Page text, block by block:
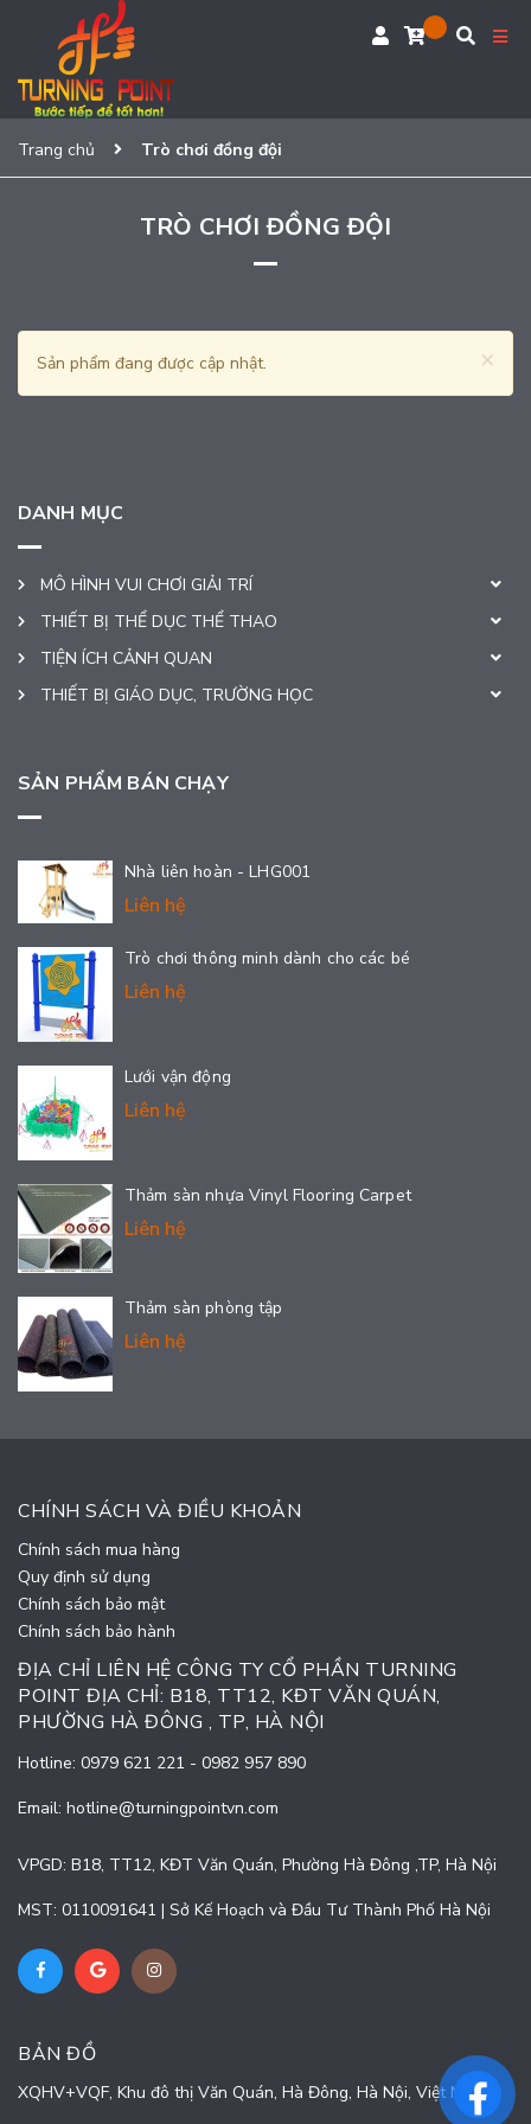
Trang chủ Trò chơi đồng đội
TRÒ CHƠI ĐỒNG ĐỘI
×
Sản phẩm đang được cập nhật.
DANH MỤC
MÔ HÌNH VUI CHƠI GIẢI TRÍ
THIẾT BỊ THỂ DỤC THỂ THAO
TIỆN ÍCH CẢNH QUAN
THIẾT BỊ GIÁO DỤC, TRƯỜNG HỌC
SẢN PHẨM BÁN CHẠY
Nhà liên hoàn - LHG001
Liên hệ
Trò chơi thông minh dành cho các bé
Liên hệ
Lưới vận động
Liên hệ
Thảm sàn nhựa Vinyl Flooring Carpet
Liên hệ
Thảm sàn phòng tập
Liên hệ
CHÍNH SÁCH VÀ ĐIỀU KHOẢN
Chính sách mua hàng
Quy định sử dụng
Chính sách bảo mật
Chính sách bảo hành
ĐỊA CHỈ LIÊN HỆ CÔNG TY CỔ PHẦN TURNING
POINT ĐỊA CHỈ: B18, TT12, KĐT VĂN QUÁN,
PHƯỜNG HÀ ĐÔNG , TP, HÀ NỘI
Hotline: 0979 621 221 - 0982 957 890
Email: hotline@turningpointvn.com
VPGD: B18, TT12, KĐT Văn Quán, Phường Hà Đông ,TP, Hà Nội
MST: 0110091641 | Sở Kế Hoạch và Đầu Tư Thành Phố Hà Nội
BẢN ĐỒ
XQHV+VQF, Khu đô thị Văn Quán, Hà Đông, Hà Nội, Việt Nam